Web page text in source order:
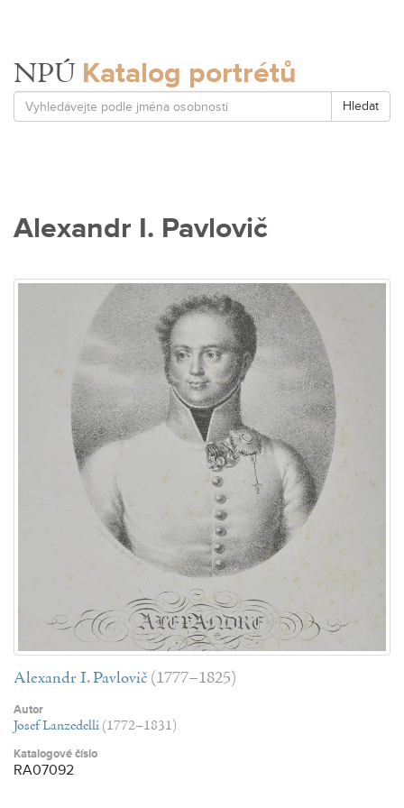
NPÚ Katalog portrétů
Hledat
Alexandr I. Pavlovič
Alexandr I. Pavlovič (1777–1825)
Autor
Josef Lanzedelli (1772–1831)
Katalogové číslo
RA07092